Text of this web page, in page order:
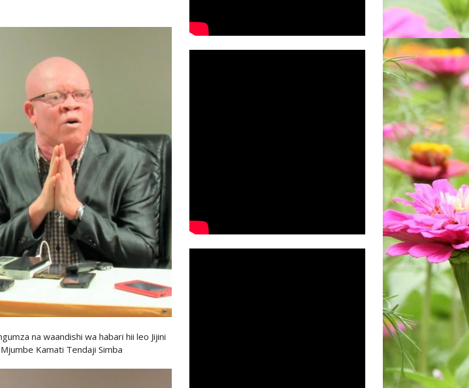
na waandishi wa habari hii leo Jijini
Kamati Tendaji Simba